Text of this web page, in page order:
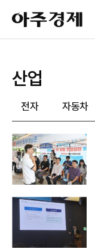
아
주
경
산업
전자 자동차